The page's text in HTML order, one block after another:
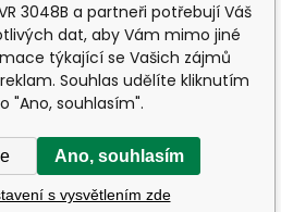
3048B a partneři potřebují Váš
dat, aby Vám mimo jiné
týkající se Vašich zájmů
Souhlas udělíte kliknutím
"Ano, souhlasím".
Ano, souhlasím
s vysvětlením zde